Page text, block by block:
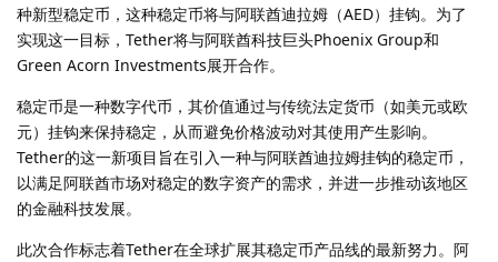
种新型稳定币，这种稳定币将与阿联酋迪拉姆（AED）挂钩。为了
实现这一目标，Tether将与阿联酋科技巨头Phoenix Group和
Green Acorn Investments展开合作。
稳定币是一种数字代币，其价值通过与传统法定货币（如美元或欧
元）挂钩来保持稳定，从而避免价格波动对其使用产生影响。
Tether的这一新项目旨在引入一种与阿联酋迪拉姆挂钩的稳定币，
以满足阿联酋市场对稳定的数字资产的需求，并进一步推动该地区
的金融科技发展。
此次合作标志着Tether在全球扩展其稳定币产品线的最新努力。阿